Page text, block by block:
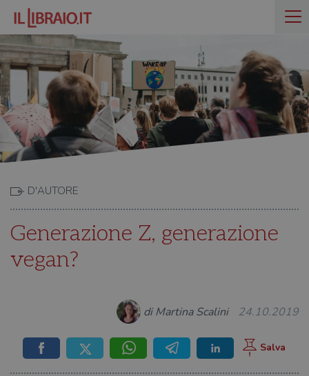
D'AUTORE
Generazione Z, generazione
vegan?
di Martina Scalini 24.10.2019